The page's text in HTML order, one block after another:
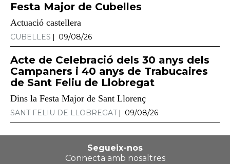
Festa Major de Cubelles
Actuació castellera
CUBELLES 09/08/26
Acte de Celebració dels 30 anys dels
Campaners i 40 anys de Trabucaires
de Sant Feliu de Llobregat
Dins la Festa Major de Sant Llorenç
SANT FELIU DE LLOBREGAT 09/08/26
Segueix-nos
Connecta amb nosaltres